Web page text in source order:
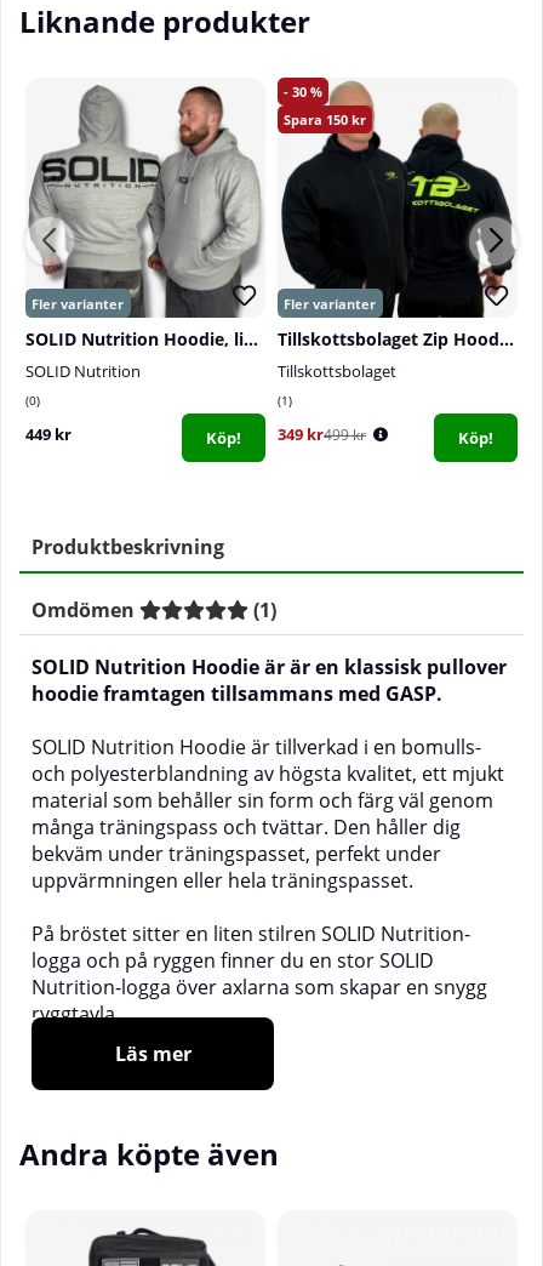
Liknande produkter
SOLID Nutrition Hoodie, light grey melange
SOLID Nutrition
0
449 kr Köp!
30
150
Tillskottsbolaget Zip Hoodie, black
Tillskottsbolaget
1
349 kr499 kr Köp!
Produktbeskrivning
Omdömen (1)
SOLID Nutrition Hoodie är är en klassisk pullover
hoodie framtagen tillsammans med GASP.
SOLID Nutrition Hoodie är tillverkad i en bomulls-
och polyesterblandning av högsta kvalitet, ett mjukt
material som behåller sin form och färg väl genom
många träningspass och tvättar. Den håller dig
bekväm under träningspasset, perfekt under
uppvärmningen eller hela träningspasset.
På bröstet sitter en liten stilren SOLID Nutrition-
logga och på ryggen finner du en stor SOLID
Nutrition-logga över axlarna som skapar en snygg
ryggtavla.
Hoodien har en klassisk modell som passar lika bra
på gymmet som till vardags och du kan enkelt
anpassa passformen med hjälp av storleken, utifrån
ärmslut och nederkant samt en stor ficka framtill.
Modellen är 183 cm lång, väger 101 kg och har på sig
storlek Large.
Läs mer
Andra köpte även